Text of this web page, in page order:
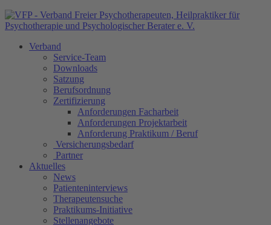
Verband
Service-Team
Downloads
Satzung
Berufsordnung
Zertifizierung
Anforderungen Facharbeit
Anforderungen Projektarbeit
Anforderung Praktikum / Beruf
Versicherungsbedarf
Partner
Aktuelles
News
Patienteninterviews
Therapeutensuche
Praktikums-Initiative
Stellenangebote